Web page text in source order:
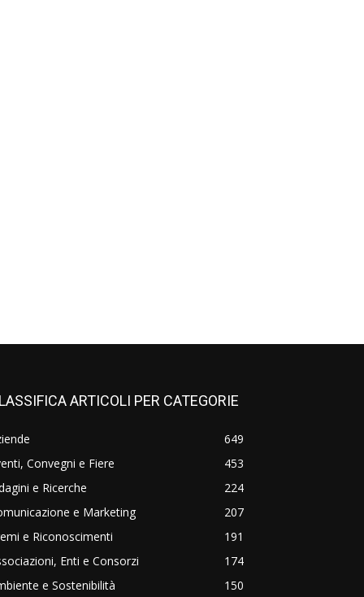
ARTICOLI PER CATEGORIE
649
Convegni e Fiere
453
e Ricerche
224
e Marketing
207
e Riconoscimenti
191
Enti e Consorzi
174
e Sostenibilità
150